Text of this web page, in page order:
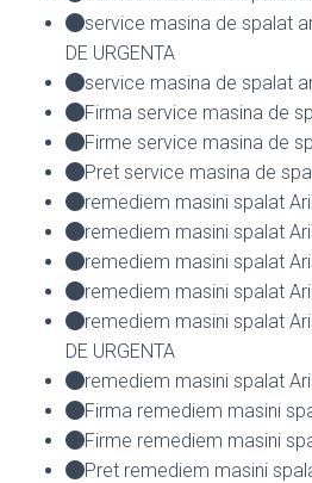
service masina de spalat
DE URGENTA
service masina de spalat
Firma service masina de
Firme service masina de
Pret service masina de
remediem masini spalat
remediem masini spalat
remediem masini spalat
remediem masini spalat
remediem masini spalat
DE URGENTA
remediem masini spalat
Firma remediem masini
Firme remediem masini
Pret remediem masini